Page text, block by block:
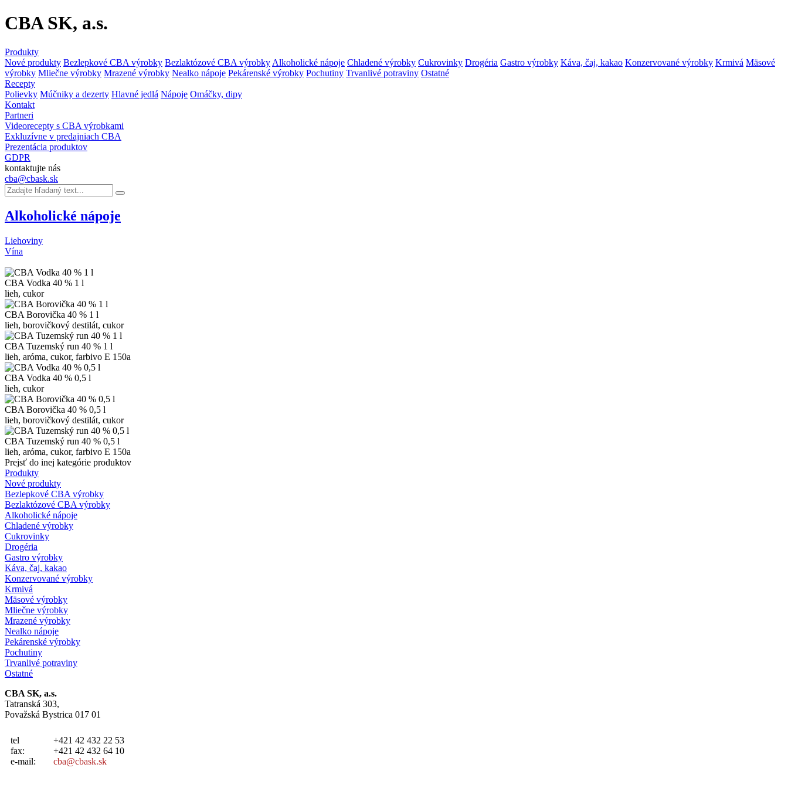
CBA SK, a.s.
Produkty
Nové produkty Bezlepkové CBA výrobky Bezlaktózové CBA výrobky Alkoholické nápoje Chladené výrobky Cukrovinky Drogéria Gastro výrobky Káva, čaj, kakao Konzervované výrobky Krmivá Mäsové
výrobky Mliečne výrobky Mrazené výrobky Nealko nápoje Pekárenské výrobky Pochutiny Trvanlivé potraviny Ostatné
Recepty
Polievky Múčniky a dezerty Hlavné jedlá Nápoje Omáčky, dipy
Kontakt
Partneri
Videorecepty s CBA výrobkami
Exkluzívne v predajniach CBA
Prezentácia produktov
GDPR
kontaktujte nás
cba@cbask.sk
Alkoholické nápoje
Liehoviny
Vína
CBA Vodka 40 % 1 l
lieh, cukor
CBA Borovička 40 % 1 l
lieh, borovičkový destilát, cukor
CBA Tuzemský run 40 % 1 l
lieh, aróma, cukor, farbivo E 150a
CBA Vodka 40 % 0,5 l
lieh, cukor
CBA Borovička 40 % 0,5 l
lieh, borovičkový destilát, cukor
CBA Tuzemský run 40 % 0,5 l
lieh, aróma, cukor, farbivo E 150a
Prejsť do inej kategórie produktov
Produkty
Nové produkty
Bezlepkové CBA výrobky
Bezlaktózové CBA výrobky
Alkoholické nápoje
Chladené výrobky
Cukrovinky
Drogéria
Gastro výrobky
Káva, čaj, kakao
Konzervované výrobky
Krmivá
Mäsové výrobky
Mliečne výrobky
Mrazené výrobky
Nealko nápoje
Pekárenské výrobky
Pochutiny
Trvanlivé potraviny
Ostatné
CBA SK, a.s.
Tatranská 303,
Považská Bystrica 017 01
tel
fax:
e-mail:
+421 42 432 22 53
+421 42 432 64 10
cba@cbask.sk